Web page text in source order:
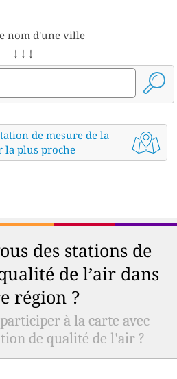
nom d'une ville
↓ ↓ ↓
de mesure de la
la plus proche
des stations de
de l’air dans
région ?
à la carte avec
de qualité de l'air ?